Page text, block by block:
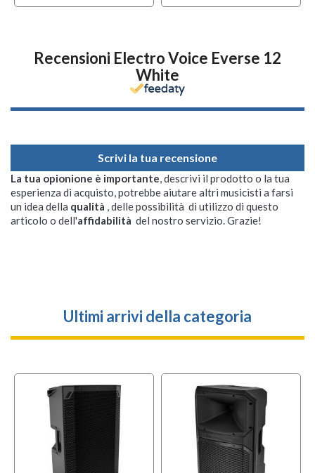
Recensioni Electro Voice Everse 12
White
Scrivi la tua recensione
La tua opionione è importante, descrivi il prodotto o la tua
esperienza di acquisto, potrebbe aiutare altri musicisti a farsi
un idea della qualità , delle possibilità di utilizzo di questo
articolo o dell'affidabilità del nostro servizio. Grazie!
Ultimi arrivi della categoria
OFFERTA